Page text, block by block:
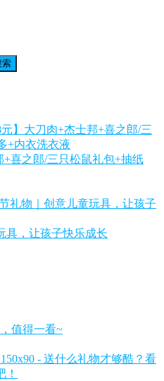
索
+喜之郎/三只松鼠礼包+抽纸
具，让孩子快乐成长
值得一看~